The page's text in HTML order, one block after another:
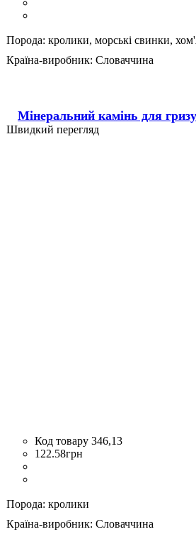
Порода: кролики, морські свинки,
Країна-виробник: Словаччина
Мінеральний камінь для
Швидкий перегляд
346,13
122.58грн
Порода: кролики
Країна-виробник: Словаччина